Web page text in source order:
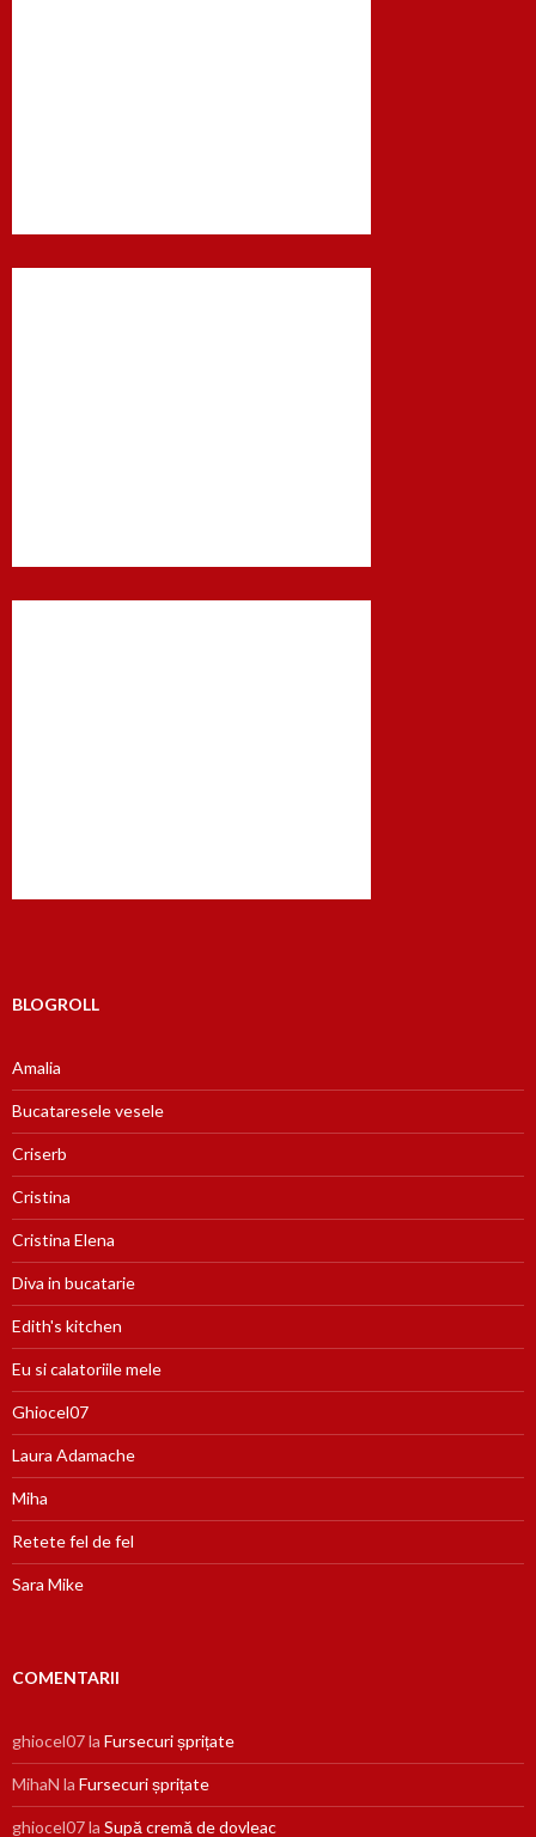
BLOGROLL
Amalia
Bucataresele vesele
Criserb
Cristina
Cristina Elena
Diva in bucatarie
Edith's kitchen
Eu si calatoriile mele
Ghiocel07
Laura Adamache
Miha
Retete fel de fel
Sara Mike
COMENTARII
ghiocel07la Fursecuri șprițate
MihaN la Fursecuri șprițate
ghiocel07la Supă cremă de dovleac